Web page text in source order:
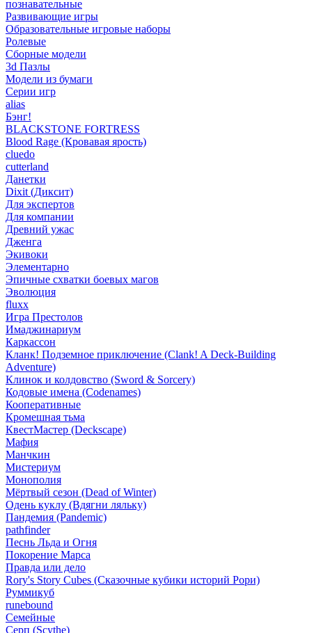
познавательные
Развивающие игры
Образовательные игровые наборы
Ролевые
Сборные модели
3d Пазлы
Модели из бумаги
Серии игр
alias
Бэнг!
BLACKSTONE FORTRESS
Blood Rage (Кровавая ярость)
cluedo
cutterland
Данетки
Dixit (Диксит)
Для экспертов
Для компании
Древний ужас
Дженга
Экивоки
Элементарно
Эпичные схватки боевых магов
Эволюция
fluxx
Игра Престолов
Имаджинариум
Каркассон
Кланк! Подземное приключение (Clank! A Deck-Building
Adventure)
Клинок и колдовство (Sword & Sorcery)
Кодовые имена (Codenames)
Кооперативные
Кромешная тьма
КвестМастер (Deckscape)
Мафия
Манчкин
Мистериум
Монополия
Мёртвый сезон (Dead of Winter)
Одень куклу (Вдягни ляльку)
Пандемия (Pandemic)
pathfinder
Песнь Льда и Огня
Покорение Марса
Правда или дело
Rory's Story Cubes (Сказочные кубики историй Рори)
Руммикуб
runebound
Семейные
Серп (Scythe)